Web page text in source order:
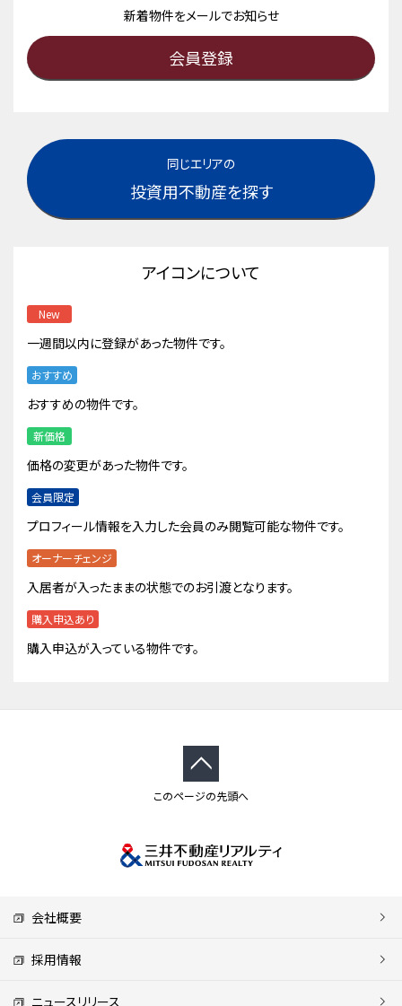
新着物件をメールでお知らせ
会員登録
同じエリアの
投資用不動産を探す
アイコンについて
New
一週間以内に登録があった物件です。
おすすめ
おすすめの物件です。
新価格
価格の変更があった物件です。
会員限定
プロフィール情報を入力した会員のみ閲覧可能な物件です。
オーナーチェンジ
入居者が入ったままの状態でのお引渡となります。
購入申込あり
購入申込が入っている物件です。
このページの先頭へ
会社概要
採用情報
ニュースリリース